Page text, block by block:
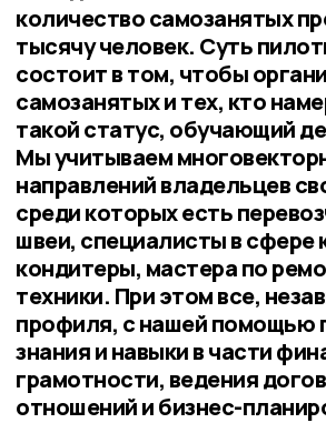
количество самозанятых
тысячу человек. Суть
состоит в том, чтобы
самозанятых и тех, кто
такой статус, обучающий
Мы учитываем
направлений владельцев
среди которых есть
швеи, специалисты в сфере
кондитеры, мастера по
техники. При этом все,
профиля, с нашей помощью
знания и навыки в части
грамотности, ведения
отношений и бизнес-